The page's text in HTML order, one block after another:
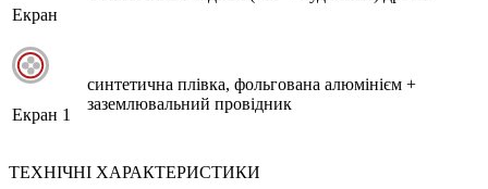
Екран
Екран 1
синтетична плівка, фольгована алюмінієм +
заземлювальний провідник
ТЕХНІЧНІ ХАРАКТЕРИСТИКИ